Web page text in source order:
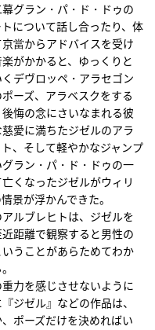
グラン・パ・ド・ドゥの
について話し合ったり、体
當からアドバイスを受け
がかかると、ゆっくりと
デヴロッペ・アラセゴン
ーズ、アラベスクをする
悔の念にさいなまれる彼
愛に満ちたジゼルのアラ
、そして軽やかなジャンプ
ラン・パ・ド・ドゥの一
くなったジゼルがウィリ
景が浮かんできた。
ルブレヒトは、ジゼルを
距離で観察すると男性の
うことがあらためてわか
力を感じさせないように
ジゼル』などの作品は、
ポーズだけを決めればい